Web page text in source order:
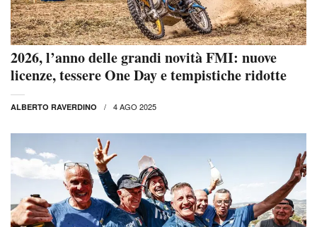
2026, l’anno delle grandi novità FMI: nuove
licenze, tessere One Day e tempistiche ridotte
ALBERTO RAVERDINO 4 AGO 2025